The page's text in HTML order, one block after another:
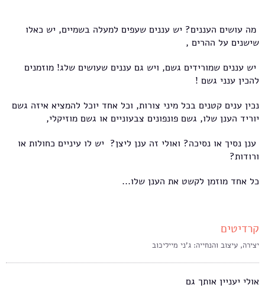
מה עושים העננים? יש עננים שעפים למעלה בשמיים, יש כאלו
שישנים על ההרים ,
יש עננים שמורידים גשם, ויש גם עננים שעושים שלג! מוזמנים
להכין ענני גשם !
נכין ענים קטנים בכל מיני צורות, וכל אחד יוכל להמציא איזה גשם
יוריד הענן שלו, גשם פונפונים צבעוניים או גשם מוזיקלי,
ענן נסיך או נסיכה? ואולי זה ענן ליצן? יש לו עיניים כחולות או
ורודות?
כל אחד מוזמן לקשט את הענן שלו...
קרדיטים
יצירה, עיצוב והנחייה: ג'ני מייליכוב
אולי יעניין אותך גם